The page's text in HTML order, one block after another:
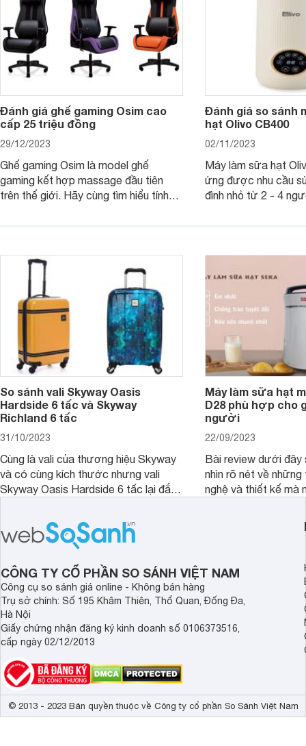
Đánh giá ghế gaming Osim cao
cấp 25 triệu đồng
29/12/2023
Ghế gaming Osim là model ghế
gaming kết hợp massage đầu tiên
trên thế giới. Hãy cùng tìm hiểu tính
Đánh giá so sánh
hạt Olivo CB400
02/11/2023
Máy làm sữa hạt
ứng được nhu cầu
đình nhỏ từ 2 - 4
So sánh vali Skyway Oasis
Hardside 6 tấc và Skyway
Richland 6 tấc
31/10/2023
Cùng là vali của thương hiệu Skyway
và có cùng kích thước nhưng vali
Skyway Oasis Hardside 6 tấc lại đắt
triệu đồng.
Máy làm sữa hạt
D28 phù hợp cho
người
22/09/2023
Bài review dưới đây
nhìn rõ nét về những
nghệ và thiết kế mà
thể đưa ra quyết
CÔNG TY CỔ PHẦN SO SÁNH VIỆT NAM
Công cụ so sánh giá online - Không bán hàng
Trụ sở chính: Số 195 Khâm Thiên, Thổ Quan, Đống Đa,
Hà Nội
Giấy chứng nhận đăng ký kinh doanh số 0106373516,
cấp ngày 02/12/2013
© 2013 - 2023 Bản quyền thuộc về Công ty cổ phần So Sánh Việt Nam